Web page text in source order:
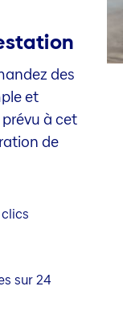
des
et
à cet
de
sur 24